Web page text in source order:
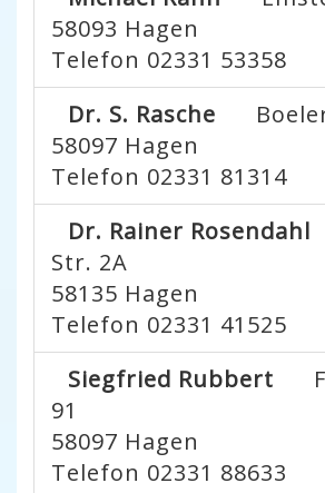
58093 Hagen
Telefon 02331 53358
Dr. S. Rasche
58097 Hagen
Telefon 02331 81314
Dr. Rainer Rosendahl
Str. 2A
58135 Hagen
Telefon 02331 41525
Siegfried Rubbert
91
58097 Hagen
Telefon 02331 88633